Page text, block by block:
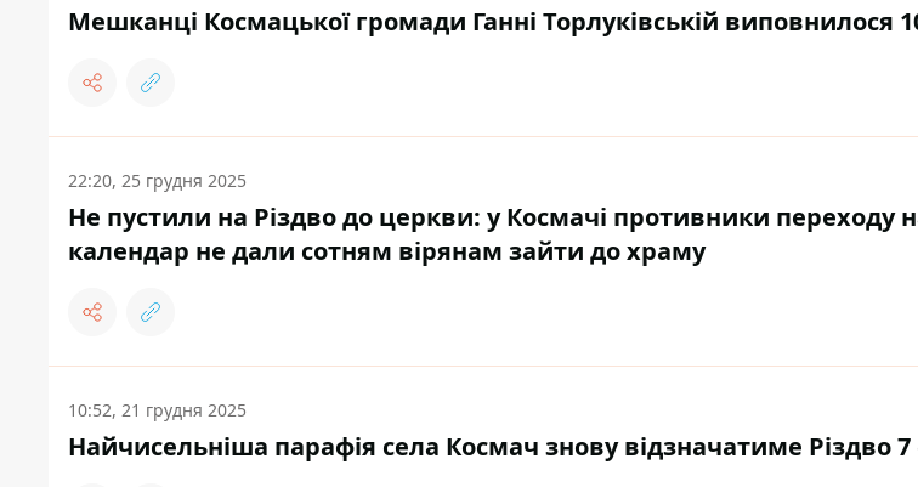
Мешканці Космацької громади Ганні Торлуківській виповнилося
22:20, 25 грудня 2025
Не пустили на Різдво до церкви: у Космачі противники переходу
календар не дали сотням вірянам зайти до храму
10:52, 21 грудня 2025
Найчисельніша парафія села Космач знову відзначатиме Різдво 7